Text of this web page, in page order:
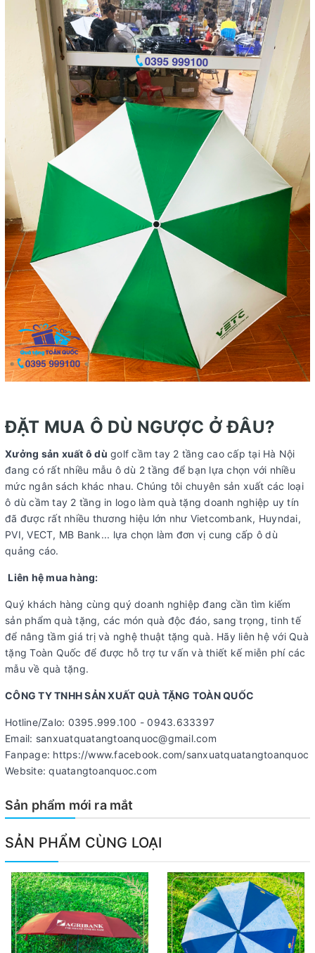
ĐẶT MUA Ô DÙ NGƯỢC Ở ĐÂU?
Xưởng sản xuất ô dù golf cầm tay 2 tầng cao cấp tại Hà Nội
đang có rất nhiều mẫu ô dù 2 tầng để bạn lựa chọn với nhiều
mức ngân sách khác nhau. Chúng tôi chuyên sản xuất các loại
ô dù cầm tay 2 tầng in logo làm quà tặng doanh nghiệp uy tín
đã được rất nhiều thương hiệu lớn như Vietcombank, Huyndai,
PVI, VECT, MB Bank... lựa chọn làm đơn vị cung cấp ô dù
quảng cáo.
Liên hệ mua hàng:
Quý khách hàng cùng quý doanh nghiệp đang cần tìm kiếm
sản phẩm quà tặng, các món quà độc đáo, sang trọng, tinh tế
để nâng tầm giá trị và nghệ thuật tặng quà. Hãy liên hệ với Quà
tặng Toàn Quốc để được hỗ trợ tư vấn và thiết kế miễn phí các
mẫu về quà tặng.
CÔNG TY TNHH SẢN XUẤT QUÀ TẶNG TOÀN QUỐC
Hotline/Zalo: 0395.999.100 - 0943.633397
Email: sanxuatquatangtoanquoc@gmail.com
Fanpage: https://www.facebook.com/sanxuatquatangtoanquoc
Website: quatangtoanquoc.com
Sản phẩm mới ra mắt
SẢN PHẨM CÙNG LOẠI